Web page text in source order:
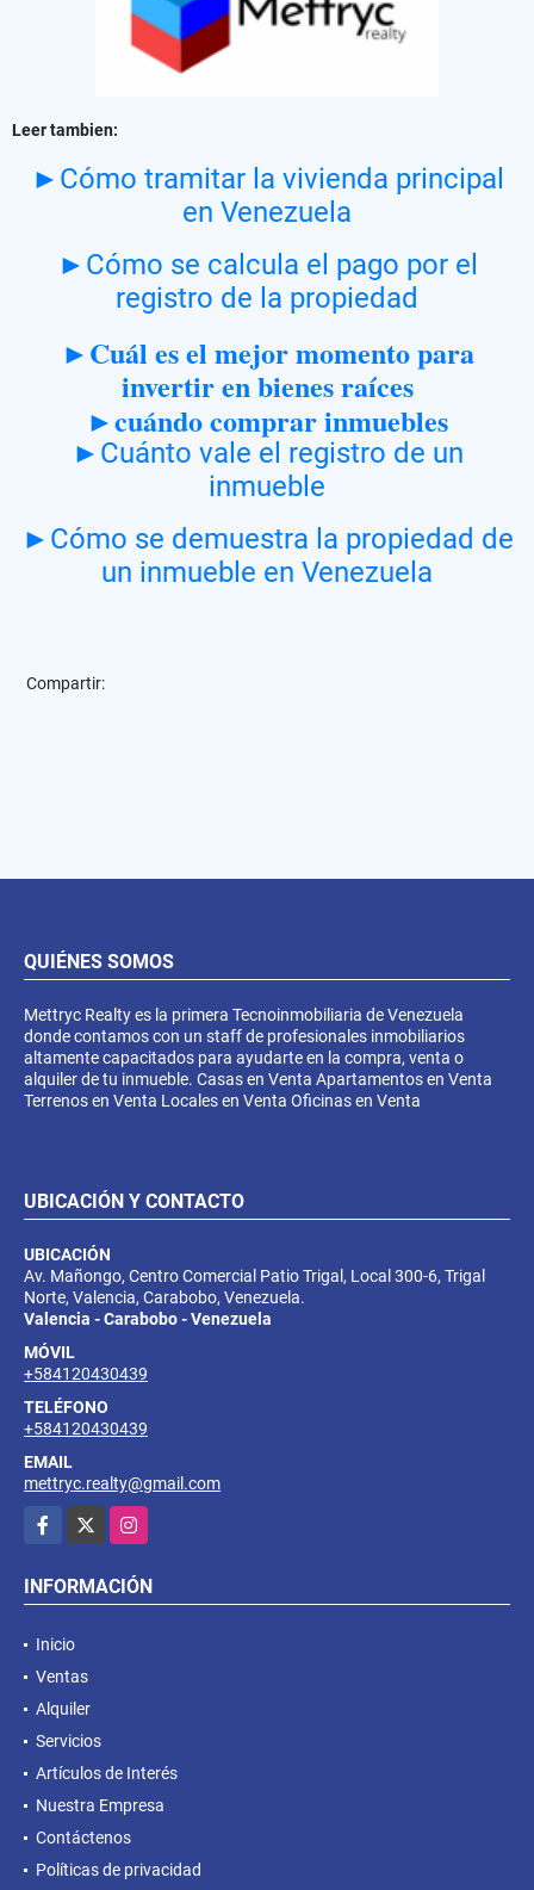
Leer tambien:
►Cómo tramitar la vivienda principal
en Venezuela
►Cómo se calcula el pago por el
registro de la propiedad
►Cuál es el mejor momento para
invertir en bienes raíces
►cuándo comprar inmuebles
►Cuánto vale el registro de un
inmueble
►Cómo se demuestra la propiedad de
un inmueble en Venezuela
Compartir:
QUIÉNES SOMOS
Mettryc Realty es la primera Tecnoinmobiliaria de Venezuela
donde contamos con un staff de profesionales inmobiliarios
altamente capacitados para ayudarte en la compra, venta o
alquiler de tu inmueble. Casas en Venta Apartamentos en Venta
Terrenos en Venta Locales en Venta Oficinas en Venta
UBICACIÓN Y CONTACTO
UBICACIÓN
Av. Mañongo, Centro Comercial Patio Trigal, Local 300-6, Trigal
Norte, Valencia, Carabobo, Venezuela.
Valencia - Carabobo - Venezuela
MÓVIL
+584120430439
TELÉFONO
+584120430439
EMAIL
mettryc.realty@gmail.com
Facebook
Instagram
INFORMACIÓN
Inicio
Ventas
Alquiler
Servicios
Artículos de Interés
Nuestra Empresa
Contáctenos
Políticas de privacidad